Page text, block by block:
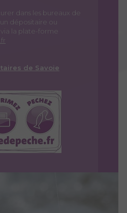
dans les bureaux de
dépositaire ou
la plate-forme
de Savoie